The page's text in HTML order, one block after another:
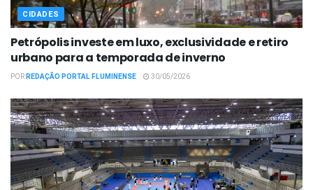
CIDADES
Petrópolis investe em luxo, exclusividade e retiro
urbano para a temporada de inverno
PORREDAÇÃO PORTAL FLUMINENSE 30/05/2026